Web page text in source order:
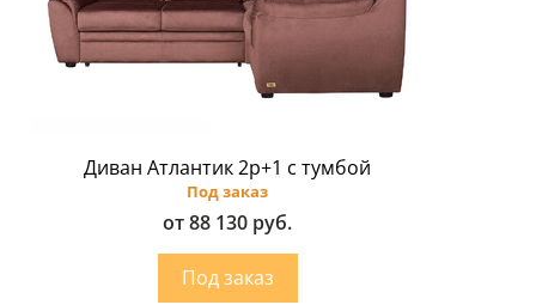
Диван Атлантик 2p+1 с тумбой
Под заказ
от 88 130 руб.